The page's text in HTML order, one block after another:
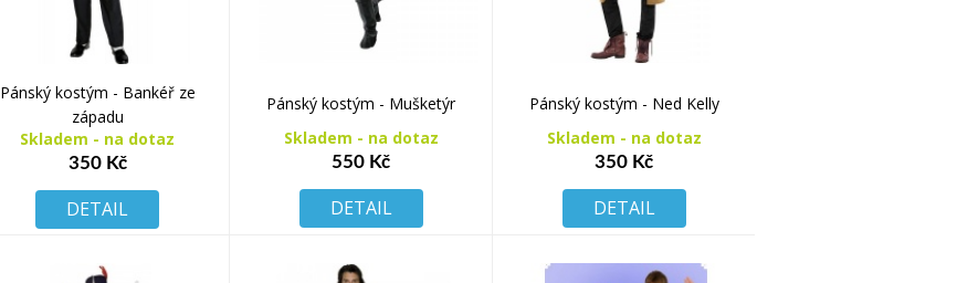
Pánský kostým - Bankéř ze
západu
Skladem - na dotaz
350 Kč
DETAIL
Pánský kostým - Mušketýr
Skladem - na dotaz
550 Kč
DETAIL
Pánský kostým - Ned Kelly
Skladem - na dotaz
350 Kč
DETAIL